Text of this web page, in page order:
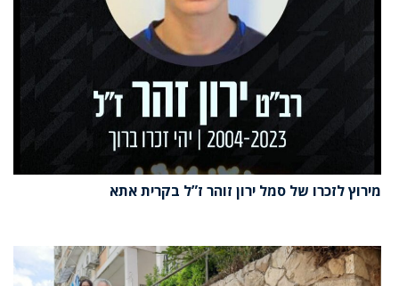
מירוץ לזכרו של סמל ירון זוהר ז”ל בקרית אתא